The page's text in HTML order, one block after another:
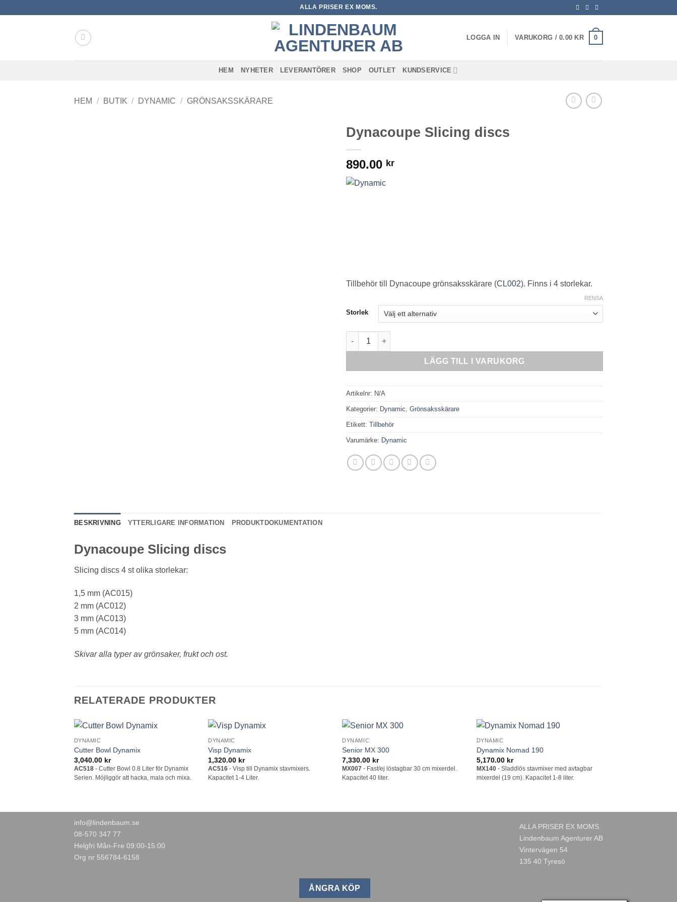
ALLA PRISER EX MOMS.
LOGGA IN VARUKORG /0.00 KR 0
HEM NYHETER LEVERANTÖRER SHOP OUTLET KUNDSERVICE
HEM / BUTIK / DYNAMIC / GRÖNSAKSSKÄRARE
Dynacoupe Slicing discs
890.00 kr
Tillbehör till Dynacoupe grönsaksskärare (CL002). Finns i 4 storlekar.
Storlek
RENSA
Dynacoupe Slicing discs mängd
LÄGG TILL I VARUKORG
Artikelnr: N/A
Kategorier: Dynamic Grönsaksskärare
Etikett: Tillbehör
Varumärke: Dynamic
BESKRIVNING YTTERLIGARE INFORMATION PRODUKTDOKUMENTATION
Dynacoupe Slicing discs
Slicing discs 4 st olika storlekar:
1,5 mm (AC015)
2 mm (AC012)
3 mm (AC013)
5 mm (AC014)
Skivar alla typer av grönsaker, frukt och ost.
RELATERADE PRODUKTER
DYNAMIC
Cutter Bowl Dynamix
3,040.00 kr
AC518- Cutter Bowl 0.8 Liter för Dynamix
Serien. Möjliggör att hacka, mala och mixa.
DYNAMIC
Visp Dynamix
1,320.00 kr
AC516- Visp till Dynamix stavmixers.
Kapacitet 1-4 Liter.
DYNAMIC
Senior MX 300
7,330.00 kr
MX007 - Fast/ej löstagbar 30 cm mixerdel.
Kapacitet 40 liter.
DYNAMIC
Dynamix Nomad 190
5,170.00 kr
MX140- Sladdlös stavmixer med avtagbar
mixerdel (19 cm). Kapacitet 1-8 liter.
ALLA PRISER EX MOMS.
Lindenbaum Agenturer AB
Vintervägen 54
135 40 Tyresö
info@lindenbaum.se
08-570 347 77
Helgfri Mån-Fre 09:00-15:00
Org nr 556784-6158
ÅNGRA KÖP